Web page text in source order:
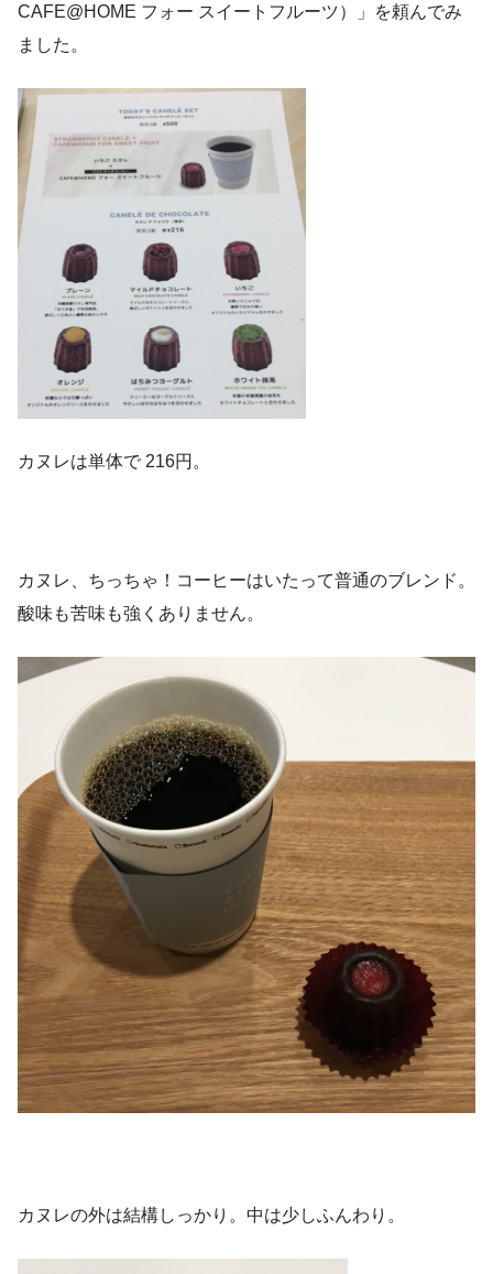
CAFE@HOME フォー スイートフルーツ）」を頼んでみ
ました。
カヌレは単体で 216円。
カヌレ、ちっちゃ！コーヒーはいたって普通のブレンド。
酸味も苦味も強くありません。
カヌレの外は結構しっかり。中は少しふんわり。